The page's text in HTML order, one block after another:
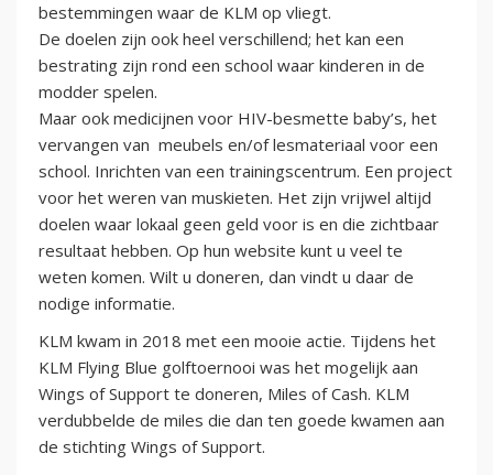
bestemmingen waar de KLM op vliegt.
De doelen zijn ook heel verschillend; het kan een
bestrating zijn rond een school waar kinderen in de
modder spelen.
Maar ook medicijnen voor HIV-besmette baby’s, het
vervangen van meubels en/of lesmateriaal voor een
school. Inrichten van een trainingscentrum. Een project
voor het weren van muskieten. Het zijn vrijwel altijd
doelen waar lokaal geen geld voor is en die zichtbaar
resultaat hebben. Op hun website kunt u veel te
weten komen. Wilt u doneren, dan vindt u daar de
nodige informatie.
KLM kwam in 2018 met een mooie actie. Tijdens het
KLM Flying Blue golftoernooi was het mogelijk aan
Wings of Support te doneren, Miles of Cash. KLM
verdubbelde de miles die dan ten goede kwamen aan
de stichting Wings of Support.